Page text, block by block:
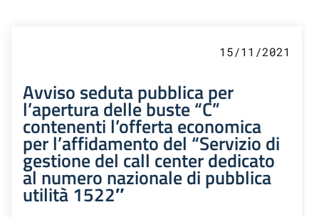
15/11/2021
Avviso seduta pubblica per
l’apertura delle buste “C”
contenenti l’offerta economica
per l’affidamento del “Servizio di
gestione del call center dedicato
al numero nazionale di pubblica
utilità 1522″